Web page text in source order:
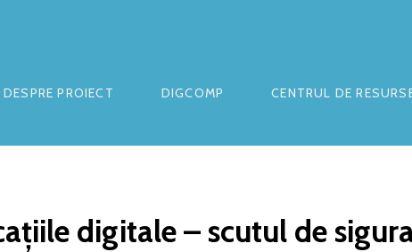
DESPRE PROIECT DIGCOMP CENTRUL DE
digitale – scutul de